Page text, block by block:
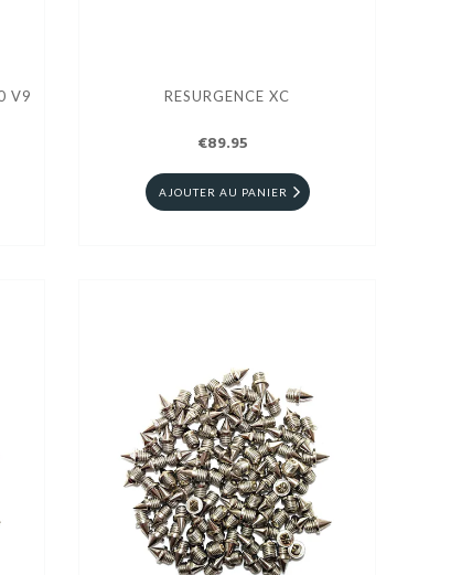
V9 RESURGENCE XC
€89.95
AJOUTER AU PANIER